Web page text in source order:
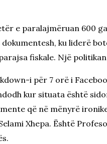
e paralajmëruan 600
dokumentesh, ku liderë
fiskale. Një
i për 7 orë i
kur situata është
që në mënyrë
Xhepa. Është